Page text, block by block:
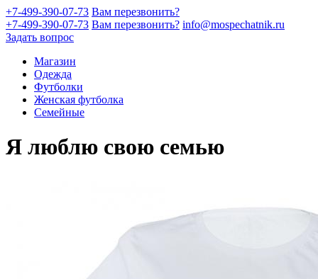
+7-499-390-07-73 Вам перезвонить?
+7-499-390-07-73 Вам перезвонить? info@mospechatnik.ru
Задать вопрос
Магазин
Одежда
Футболки
Женская футболка
Семейные
Я люблю свою семью